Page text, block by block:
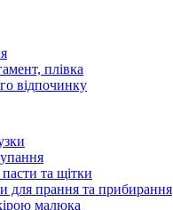
плівка
відпочинку
пасти та щітки
для прання та прибирання
малюка